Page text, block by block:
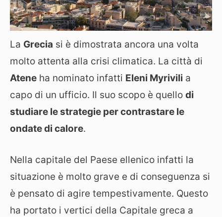
La Grecia si è dimostrata ancora una volta
molto attenta alla crisi climatica. La città di
Atene ha nominato infatti Eleni Myrivili a
capo di un ufficio. Il suo scopo è quello di
studiare le strategie per contrastare le
ondate di calore.
Nella capitale del Paese ellenico infatti la
situazione è molto grave e di conseguenza si
è pensato di agire tempestivamente. Questo
ha portato i vertici della Capitale greca a